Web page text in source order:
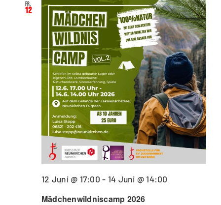
Fr.
12
Mädchenwildniscamp 2026
12 Juni @ 17:00 - 14 Juni @ 14:00